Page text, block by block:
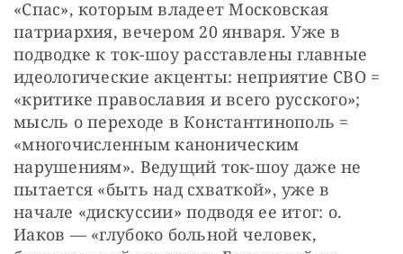
«Спас», которым владеет Московская
патриархия, вечером 20 января. Уже в
подводке к ток-шоу расставлены главные
идеологические акценты: неприятие СВО =
«критике православия и всего русского»;
мысль о переходе в Константинополь =
«многочисленным каноническим
нарушениям». Ведущий ток-шоу даже не
пытается «быть над схваткой», уже в
начале «дискуссии» подводя ее итог: о.
Иаков — «глубоко больной человек,